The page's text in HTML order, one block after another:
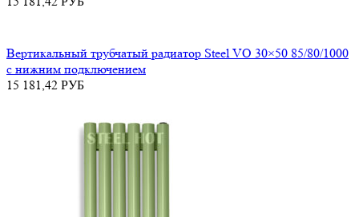
Вертикальный трубчатый радиатор Steel VO 30×50 85/80/1000
с нижним подключением
15 181,42 РУБ